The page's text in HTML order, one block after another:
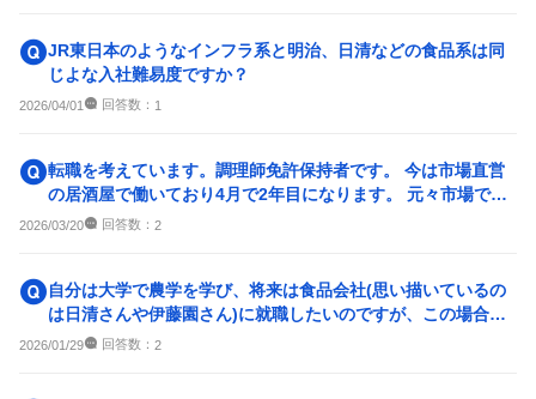
JR東日本のようなインフラ系と明治、日清などの食品系は同
じよな入社難易度ですか？
2026/04/01 回答数： 1
転職を考えています。調理師免許保持者です。 今は市場直営
の居酒屋で働いており4月で2年目になります。 元々市場での
仕事をしたくて入社...
2026/03/20 回答数： 2
自分は大学で農学を学び、将来は食品会社(思い描いているの
は日清さんや伊藤園さん)に就職したいのですが、この場合大
学院にも進んだ方が良い...
2026/01/29 回答数： 2